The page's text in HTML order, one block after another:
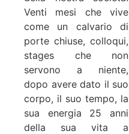
Venti mesi che vive
come un calvario di
porte chiuse, colloqui,
stages che non
servono a niente,
dopo avere dato il suo
corpo, il suo tempo, la
sua energia 25 anni
della sua vita a